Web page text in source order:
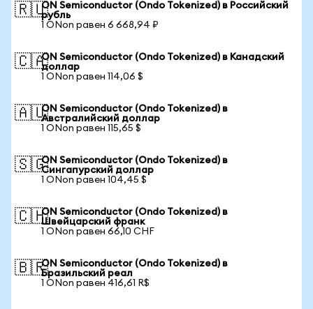
🇷🇺ON Semiconductor (Ondo Tokenized) в Российский
рубль
1 ONon равен 6 668,94 ₽
🇨🇦ON Semiconductor (Ondo Tokenized) в Канадский
доллар
1 ONon равен 114,06 $
🇦🇺ON Semiconductor (Ondo Tokenized) в
Австралийский доллар
1 ONon равен 115,65 $
🇸🇬ON Semiconductor (Ondo Tokenized) в
Сингапурский доллар
1 ONon равен 104,45 $
🇨🇭ON Semiconductor (Ondo Tokenized) в
Швейцарский франк
1 ONon равен 66,10 CHF
🇧🇷ON Semiconductor (Ondo Tokenized) в
Бразильский реал
1 ONon равен 416,61 R$